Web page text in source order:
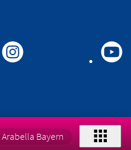
Arabella Bayern